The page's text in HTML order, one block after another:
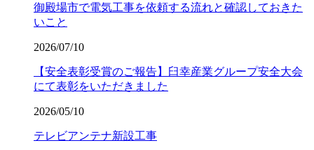
御殿場市で電気工事を依頼する流れと確認しておきた
いこと
2026/07/10
【安全表彰受賞のご報告】臼幸産業グループ安全大会
にて表彰をいただきました
2026/05/10
テレビアンテナ新設工事